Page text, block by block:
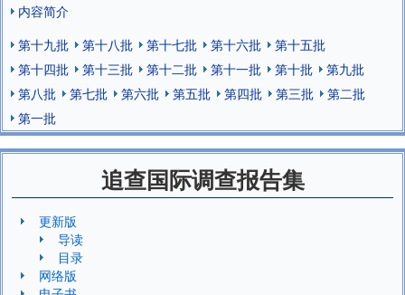
内容简介
第十九批
第十八批 第十七批 第十六批
第十五批
第十四批
第十三批 第十二批 第十一批 第十批
第九批
第八批
第七批 第六批 第五批 第四批 第三批
第二批
第一批
追查国际调查报告集
更新版
导读
目录
网络版